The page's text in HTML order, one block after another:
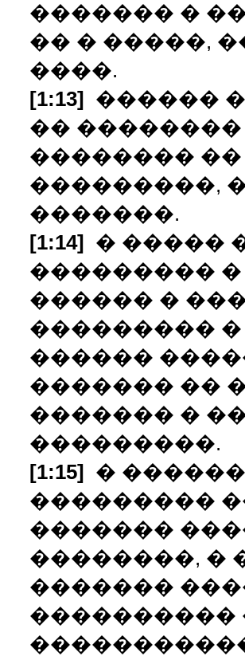
������� �
�� � �����,
����.
[1:13] ������
�� ��������
��������
���������,
�������.
[1:14] � �����
���������
������ �
���������
������
������� ��
������� �
���������.
[1:15] �
���������
�������
��������, �
�������
����������